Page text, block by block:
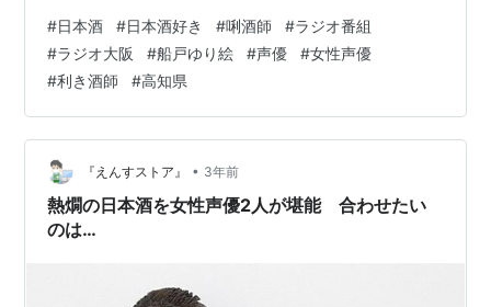
「あまっ！あまーい」 「フルーツ飲んでるよね」 「リン
ゴとか」 前田 「なんてフルーティーな」 「めちゃくち
ゃ美味いねこれ」 「メロンみたい」 商品関連情報 もと
もとにごり酒を作ろうとしていたそうですが、注文した
酵母と別のものが届いてしまい、試しに純米酒として作
って誕生したのが「純米吟醸 い…
#日本酒 #日本酒好き #唎酒師 #ラジオ番組
#ラジオ大阪 #船戸ゆり絵 #声優 #女性声優
#利き酒師 #高知県
『えんすストア』 • 3年前
熱燗の日本酒を女性声優2人が堪能 合わせたい
のは…